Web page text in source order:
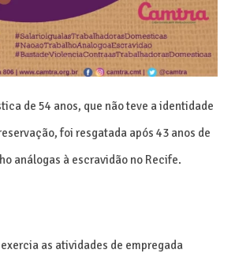
de 54 anos, que não teve a identidade
foi resgatada após 43 anos de
análogas à escravidão no Recife.
as atividades de empregada